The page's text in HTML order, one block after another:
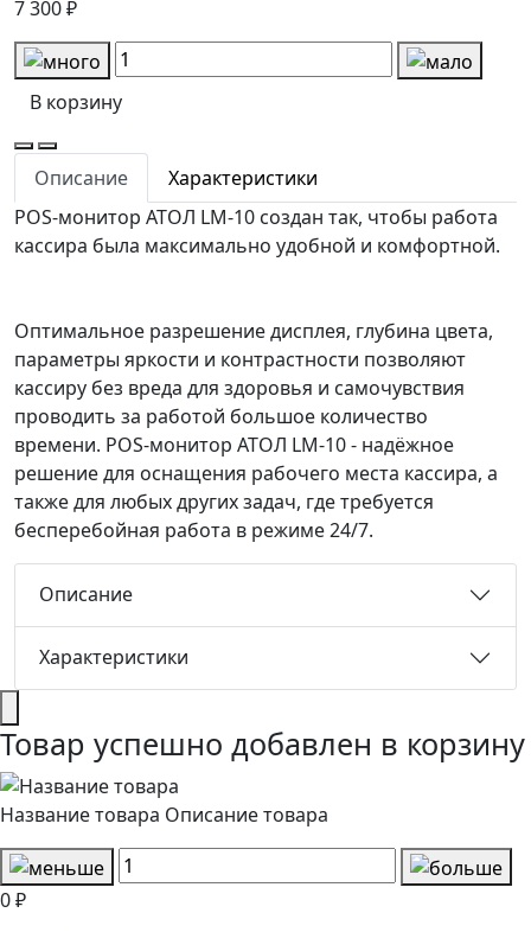
7 300 ₽
В корзину
Описание
Характеристики
POS-монитор АТОЛ LM-10 создан так, чтобы работа
кассира была максимально удобной и комфортной.
Оптимальное разрешение дисплея, глубина цвета,
параметры яркости и контрастности позволяют
кассиру без вреда для здоровья и самочувствия
проводить за работой большое количество
времени. POS-монитор АТОЛ LM-10 - надёжное
решение для оснащения рабочего места кассира, а
также для любых других задач, где требуется
бесперебойная работа в режиме 24/7.
Описание
Характеристики
Товар успешно добавлен в корзину
Название товара Описание товара
0 ₽